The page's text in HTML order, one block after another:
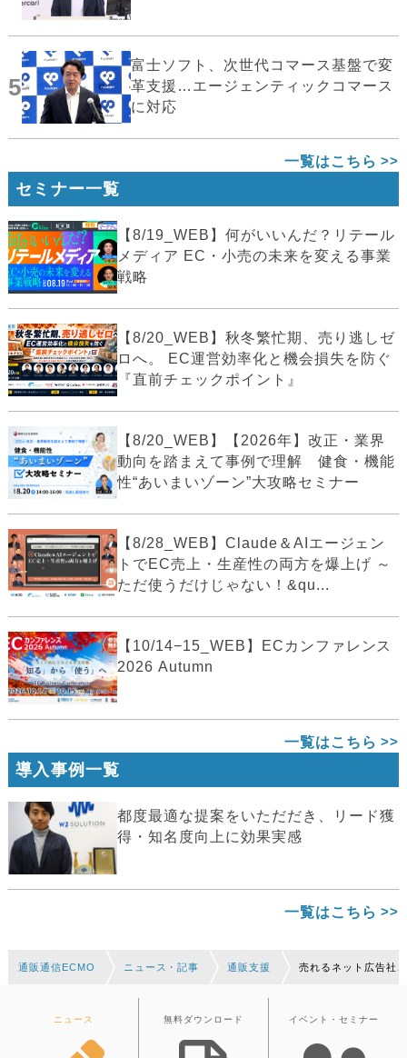
5
富士ソフト、次世代コマース基盤で変
革支援…エージェンティックコマース
に対応
一覧はこちら
セミナー一覧
【8/19_WEB】何がいいんだ？リテール
メディア EC・小売の未来を変える事業
戦略
【8/20_WEB】秋冬繁忙期、売り逃しゼ
ロへ。 EC運営効率化と機会損失を防ぐ
『直前チェックポイント』
【8/20_WEB】【2026年】改正・業界
動向を踏まえて事例で理解 健食・機能
性“あいまいゾーン”大攻略セミナー
【8/28_WEB】Claude＆AIエージェン
トでEC売上・生産性の両方を爆上げ ～
ただ使うだけじゃない！&qu...
【10/14−15_WEB】ECカンファレンス
2026 Autumn
一覧はこちら
導入事例一覧
都度最適な提案をいただだき、リード獲
得・知名度向上に効果実感
一覧はこちら
通販通信ECMO ニュース・記事 通販支援 売れるネット広告社
ニュース 無料ダウンロード イベント・セミナー